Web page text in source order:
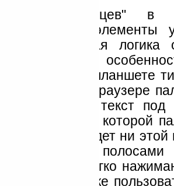
"враг пальцев" в
мелкие элементы
отработанная логика
них, а также
Скажем, на планшете
текст в браузере
вверх и текст под
скоростью, с которой
не будет ни этой
полосами
так легко
К тому же